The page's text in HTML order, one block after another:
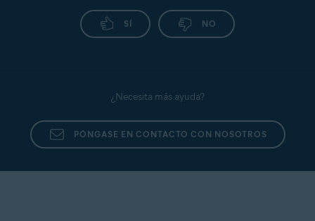
SÍ NO
¿Necesita más ayuda?
PÓNGASE EN CONTACTO CON NOSOTROS